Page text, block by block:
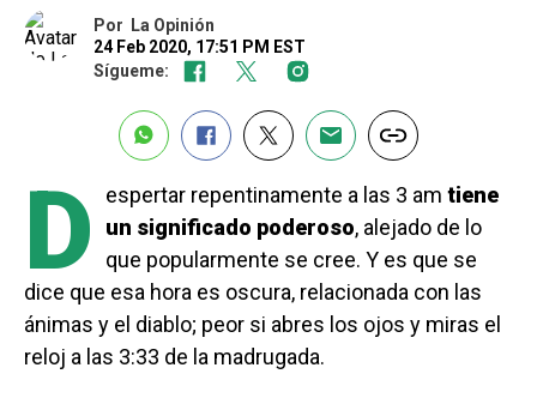
Por La Opinión
24 Feb 2020, 17:51 PM EST
Sígueme:
D espertar repentinamente a las 3 am tiene
un significado poderoso, alejado de lo
que popularmente se cree. Y es que se
dice que esa hora es oscura, relacionada con las
ánimas y el diablo; peor si abres los ojos y miras el
reloj a las 3:33 de la madrugada.